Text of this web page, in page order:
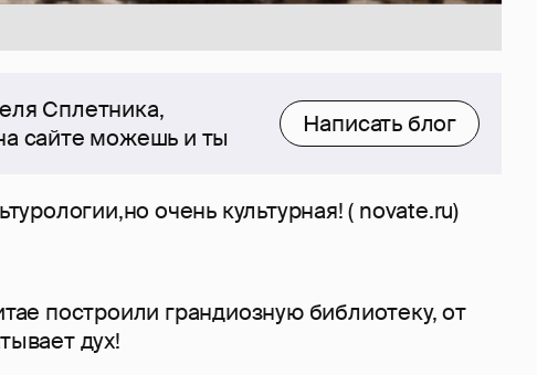
Сплетника,
сайте можешь и ты
Написать блог
очень культурная! ( novate.ru)
построили грандиозную библиотеку, от
дух!